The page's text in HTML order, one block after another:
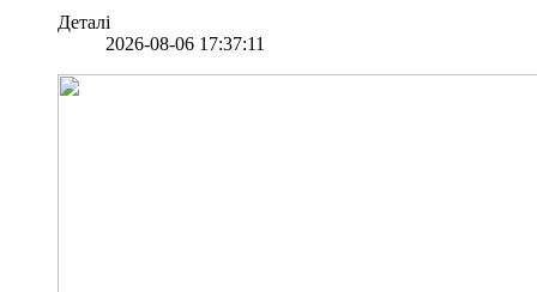
Деталі
2026-08-06 17:37:11